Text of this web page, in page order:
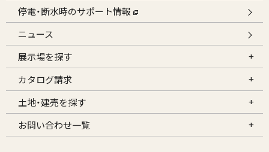
停電・断水時のサポート情報
ニュース
展示場を探す
カタログ請求
土地・建売を探す
お問い合わせ一覧